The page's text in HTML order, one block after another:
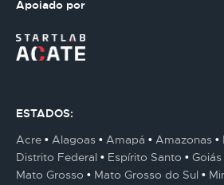
Apoiado por
ESTADOS:
Acre
Alagoas Amapá Amazonas
Distrito Federal
Espírito Santo Goiás
Mato Grosso
Mato Grosso do Sul